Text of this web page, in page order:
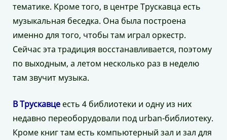
тематике. Кроме того, в центре Трускавца есть
музыкальная беседка. Она была построена
именно для того, чтобы там играл оркестр.
Сейчас эта традиция восстанавливается, поэтому
по выходным, а летом несколько раз в неделю
там звучит музыка.
В Трускавце есть 4 библиотеки и одну из них
недавно переоборудовали под urban-библиотеку.
Кроме книг там есть компьютерный зал и зал для